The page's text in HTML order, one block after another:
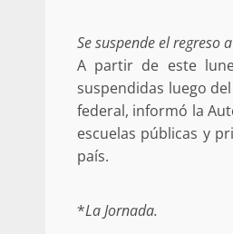
Se suspende el regreso
A partir de este
suspendidas luego
federal, informó la
escuelas públicas y
país.
*La Jornada.